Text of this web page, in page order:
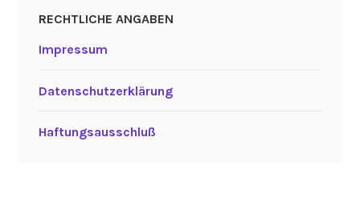
RECHTLICHE ANGABEN
Impressum
Datenschutzerklärung
Haftungsausschluß